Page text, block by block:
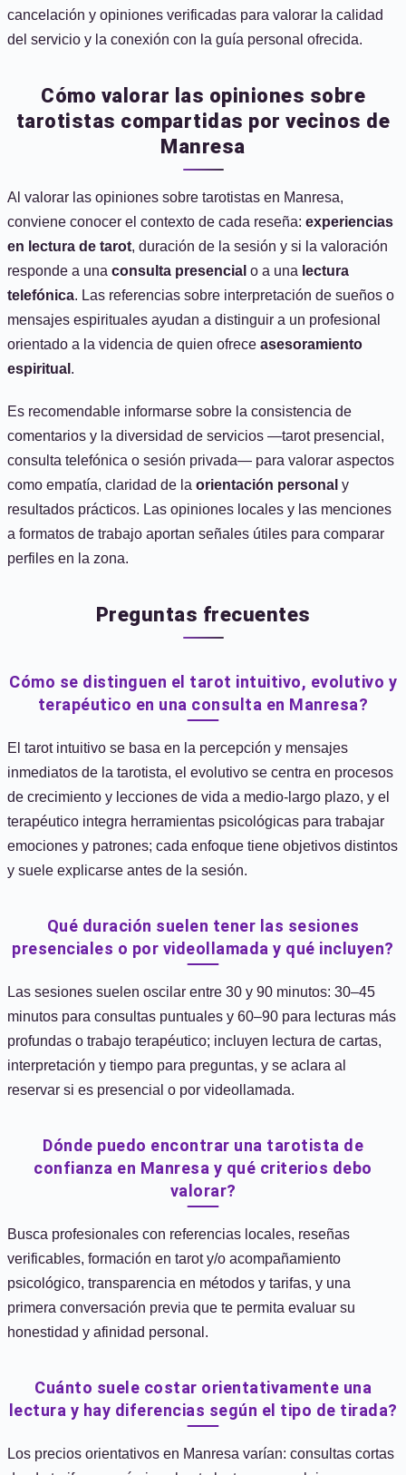
cancelación y opiniones verificadas para valorar la calidad
del servicio y la conexión con la guía personal ofrecida.
Cómo valorar las opiniones sobre
tarotistas compartidas por vecinos de
Manresa
Al valorar las opiniones sobre tarotistas en Manresa,
conviene conocer el contexto de cada reseña: experiencias
en lectura de tarot, duración de la sesión y si la valoración
responde a una consulta presencial o a una lectura
telefónica. Las referencias sobre interpretación de sueños o
mensajes espirituales ayudan a distinguir a un profesional
orientado a la videncia de quien ofrece asesoramiento
espiritual .
Es recomendable informarse sobre la consistencia de
comentarios y la diversidad de servicios —tarot presencial,
consulta telefónica o sesión privada— para valorar aspectos
como empatía, claridad de la orientación personal y
resultados prácticos. Las opiniones locales y las menciones
a formatos de trabajo aportan señales útiles para comparar
perfiles en la zona.
Preguntas frecuentes
Cómo se distinguen el tarot intuitivo, evolutivo y
terapéutico en una consulta en Manresa?
El tarot intuitivo se basa en la percepción y mensajes
inmediatos de la tarotista, el evolutivo se centra en procesos
de crecimiento y lecciones de vida a medio-largo plazo, y el
terapéutico integra herramientas psicológicas para trabajar
emociones y patrones; cada enfoque tiene objetivos distintos
y suele explicarse antes de la sesión.
Qué duración suelen tener las sesiones
presenciales o por videollamada y qué incluyen?
Las sesiones suelen oscilar entre 30 y 90 minutos: 30–45
minutos para consultas puntuales y 60–90 para lecturas más
profundas o trabajo terapéutico; incluyen lectura de cartas,
interpretación y tiempo para preguntas, y se aclara al
reservar si es presencial o por videollamada.
Dónde puedo encontrar una tarotista de
confianza en Manresa y qué criterios debo
valorar?
Busca profesionales con referencias locales, reseñas
verificables, formación en tarot y/o acompañamiento
psicológico, transparencia en métodos y tarifas, y una
primera conversación previa que te permita evaluar su
honestidad y afinidad personal.
Cuánto suele costar orientativamente una
lectura y hay diferencias según el tipo de tirada?
Los precios orientativos en Manresa varían: consultas cortas